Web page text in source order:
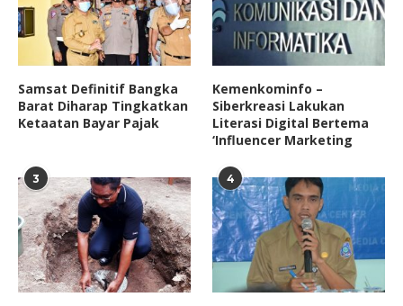
Samsat Definitif Bangka
Barat Diharap Tingkatkan
Ketaatan Bayar Pajak
Kemenkominfo –
Siberkreasi Lakukan
Literasi Digital Bertema
‘Influencer Marketing
3 4